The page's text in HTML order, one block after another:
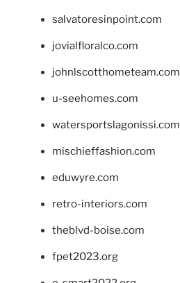
salvatoresinpoint.com
jovialfloralco.com
johnlscotthometeam.com
u-seehomes.com
watersportslagonissi.com
mischieffashion.com
eduwyre.com
retro-interiors.com
theblvd-boise.com
fpet2023.org